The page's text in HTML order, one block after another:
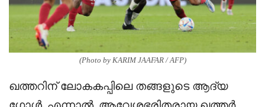
(Photo by KARIM JAAFAR / AFP)
ഖത്തറിന് ലോകകപ്പിലെ തങ്ങളുടെ ആദ്യ